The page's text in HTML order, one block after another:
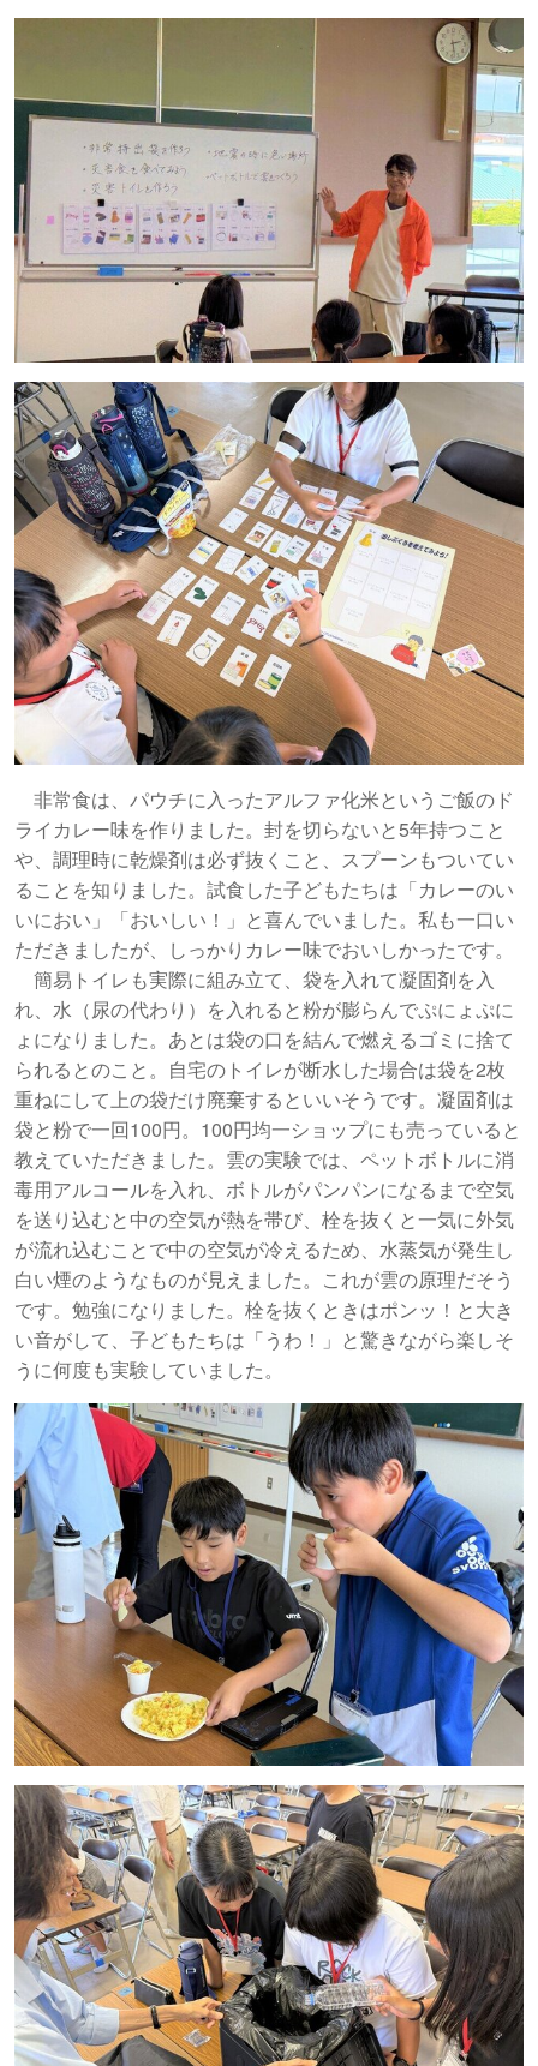
非常食は、パウチに入ったアルファ化米というご飯のド
ライカレー味を作りました。封を切らないと5年持つこと
や、調理時に乾燥剤は必ず抜くこと、スプーンもついてい
ることを知りました。試食した子どもたちは「カレーのい
いにおい」「おいしい！」と喜んでいました。私も一口い
ただきましたが、しっかりカレー味でおいしかったです。
簡易トイレも実際に組み立て、袋を入れて凝固剤を入
れ、水（尿の代わり）を入れると粉が膨らんでぷにょぷに
ょになりました。あとは袋の口を結んで燃えるゴミに捨て
られるとのこと。自宅のトイレが断水した場合は袋を2枚
重ねにして上の袋だけ廃棄するといいそうです。凝固剤は
袋と粉で一回100円。100円均一ショップにも売っていると
教えていただきました。雲の実験では、ペットボトルに消
毒用アルコールを入れ、ボトルがパンパンになるまで空気
を送り込むと中の空気が熱を帯び、栓を抜くと一気に外気
が流れ込むことで中の空気が冷えるため、水蒸気が発生し
白い煙のようなものが見えました。これが雲の原理だそう
です。勉強になりました。栓を抜くときはポンッ！と大き
い音がして、子どもたちは「うわ！」と驚きながら楽しそ
うに何度も実験していました。